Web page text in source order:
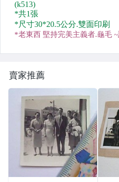
二手CD唱片
LP黑膠唱片
懷舊漫畫
地圖
紀念品
全新CD唱片
LP全新黑膠
懷舊廣告
明星照片
賣家推薦